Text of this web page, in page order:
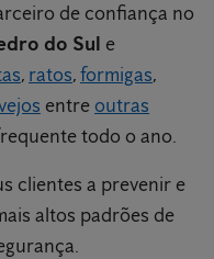
de confiança no
do Sul e
, ratos,formigas,
entreoutras
todo o ano.
clientes a prevenir e
altos padrões de